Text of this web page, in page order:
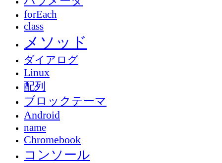
forEach
class
メソッド
ダイアログ
Linux
配列
ブロックテーマ
Android
name
Chromebook
コンソール